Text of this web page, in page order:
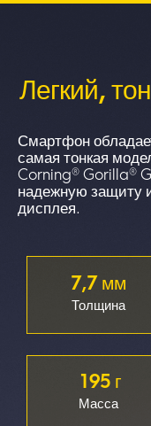
Легкий,
Смартфон
самая тонкая
Corning® Gorilla®
надежную защиту
дисплея.
7,7 мм
Толщина
195 г
Масса